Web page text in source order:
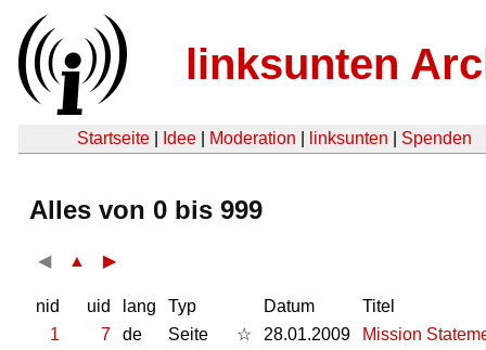
linksunten
Startseite Idee Moderation linksunten Spenden
Alles von 0 bis 999
◀ ▲ ▶
nid uid lang Typ Datum
Titel
1
7 de Seite ☆ 28.01.2009
Mission